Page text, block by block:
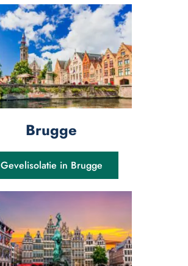
Brugge
Gevelisolatie in Brugge